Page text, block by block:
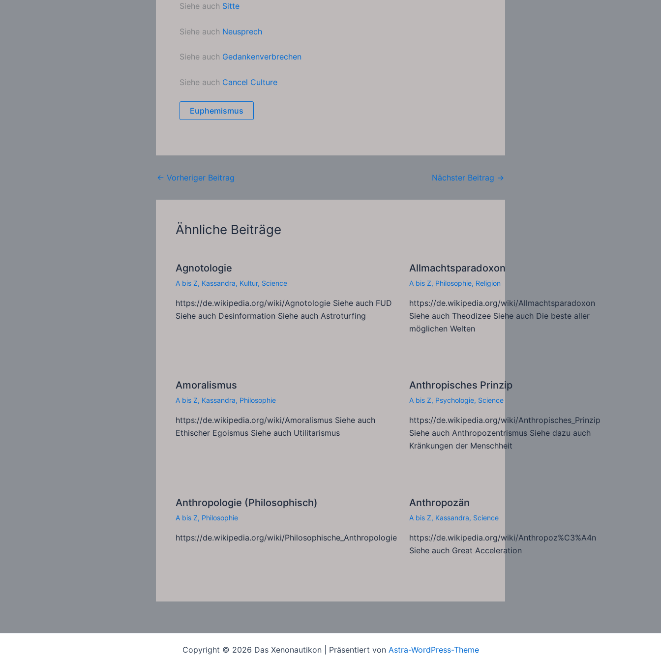
Siehe auch Sitte
Siehe auch Neusprech
Siehe auch Gedankenverbrechen
Siehe auch Cancel Culture
Euphemismus
← Vorheriger Beitrag Nächster Beitrag →
Ähnliche Beiträge
Agnotologie
A bis Z, Kassandra, Kultur, Science
https://de.wikipedia.org/wiki/Agnotologie Siehe auch FUD
Siehe auch Desinformation Siehe auch Astroturfing
Allmachtsparadoxon
A bis Z, Philosophie, Religion
https://de.wikipedia.org/wiki/Allmachtsparadoxon
Siehe auch Theodizee Siehe auch Die beste aller
möglichen Welten
Amoralismus
A bis Z, Kassandra, Philosophie
https://de.wikipedia.org/wiki/Amoralismus Siehe auch
Ethischer Egoismus Siehe auch Utilitarismus
Anthropisches Prinzip
A bis Z, Psychologie, Science
https://de.wikipedia.org/wiki/Anthropisches_Prinzip
Siehe auch Anthropozentrismus Siehe dazu auch
Kränkungen der Menschheit
Anthropologie (Philosophisch)
A bis Z, Philosophie
https://de.wikipedia.org/wiki/Philosophische_Anthropologie
Anthropozän
A bis Z, Kassandra, Science
https://de.wikipedia.org/wiki/Anthropoz%C3%A4n
Siehe auch Great Acceleration
Copyright © 2026 Das Xenonautikon | Präsentiert von Astra-WordPress-Theme